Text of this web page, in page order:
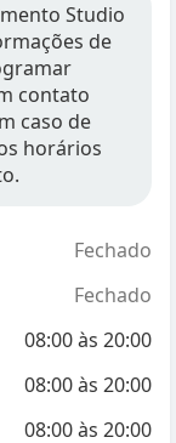
Studio
de
contato
caso de
horários
Fechado
Fechado
08:00às 20:00
08:00às 20:00
08:00às 20:00